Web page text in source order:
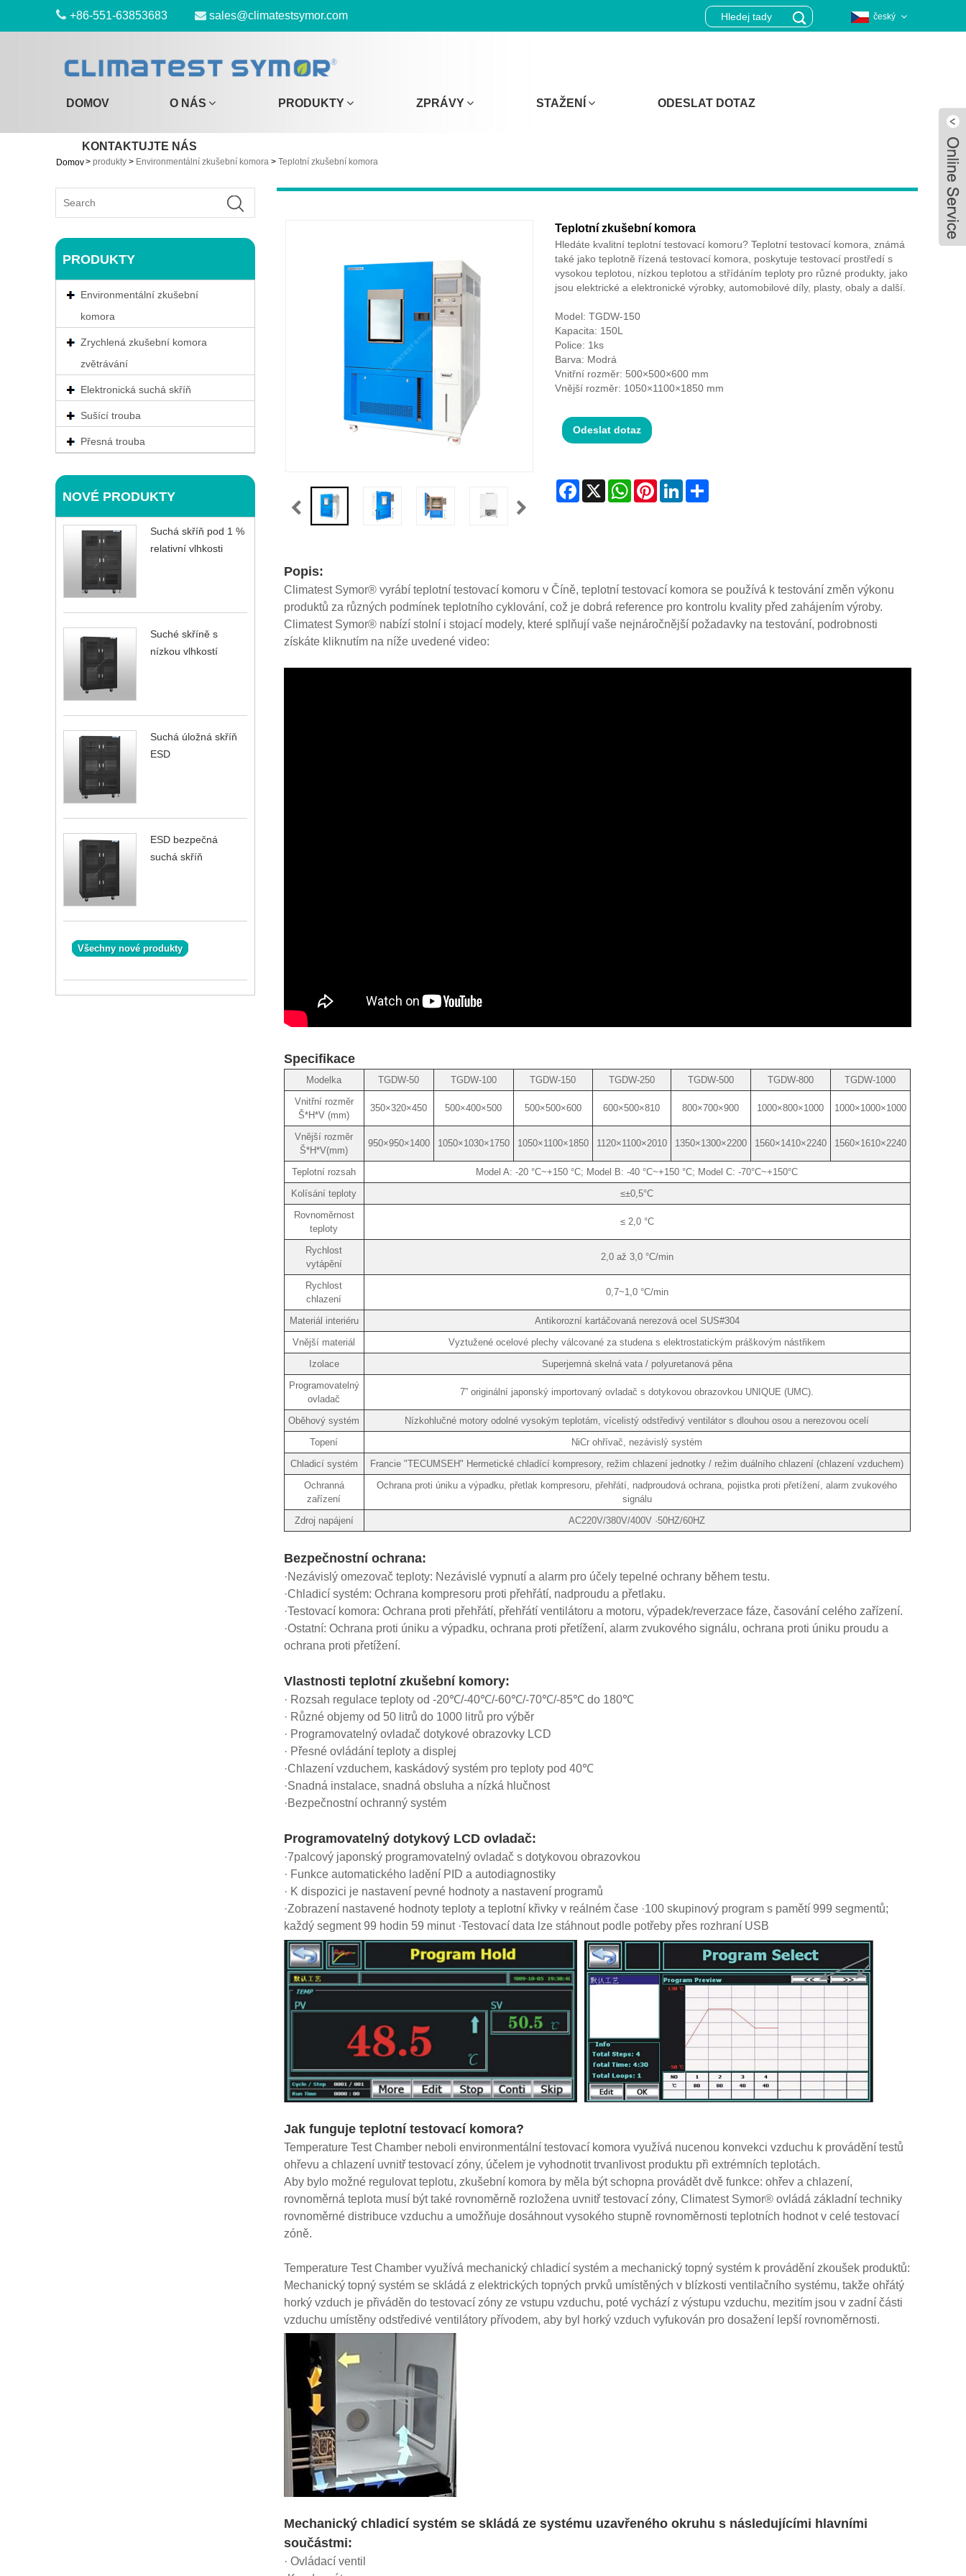
+86-551-63853683 sales@climatestsymor.com český
DOMOV O NÁS PRODUKTY ZPRÁVY STAŽENÍ ODESLAT DOTAZ
KONTAKTUJTE NÁS
Domov> produkty > Environmentální zkušební komora > Teplotní zkušební komora
PRODUKTY
Environmentální zkušební
komora
Zrychlená zkušební komora
zvětrávání
Elektronická suchá skříň
Sušící trouba
Přesná trouba
NOVÉ PRODUKTY
Suchá skříň pod 1 %
relativní vlhkosti
Suché skříně s
nízkou vlhkostí
Suchá úložná skříň
ESD
ESD bezpečná
suchá skříň
Všechny nové produkty
Teplotní zkušební komora
Hledáte kvalitní teplotní testovací komoru? Teplotní testovací komora, známá
také jako teplotně řízená testovací komora, poskytuje testovací prostředí s
vysokou teplotou, nízkou teplotou a střídáním teploty pro různé produkty, jako
jsou elektrické a elektronické výrobky, automobilové díly, plasty, obaly a další.
Model: TGDW-150
Kapacita: 150L
Police: 1ks
Barva: Modrá
Vnitřní rozměr: 500×500×600 mm
Vnější rozměr: 1050×1100×1850 mm
Odeslat dotaz
Facebook
X WhatsAppPinterestLinkedInShare
Popis:
Climatest Symor® vyrábí teplotní testovací komoru v Číně, teplotní testovací komora se používá k testování změn výkonu
produktů za různých podmínek teplotního cyklování, což je dobrá reference pro kontrolu kvality před zahájením výroby.
Climatest Symor® nabízí stolní i stojací modely, které splňují vaše nejnáročnější požadavky na testování, podrobnosti
získáte kliknutím na níže uvedené video:
Specifikace
Modelka TGDW-50 TGDW-100 TGDW-150 TGDW-250 TGDW-500 TGDW-800
TGDW-1000
Vnitřní rozměr
Š*H*V (mm)
350×320×450 500×400×500 500×500×600 600×500×810 800×700×900 1000×800×1000 1000×1000×1000
Vnější rozměr
Š*H*V(mm)
950×950×1400 1050×1030×1750 1050×1100×1850 1120×1100×2010 1350×1300×2200 1560×1410×2240 1560×1610×2240
Teplotní rozsah
Model A: -20 °C~+150 °C; Model B: -40 °C~+150 °C; Model C: -70°C~+150°C
Kolísání teploty
≤±0,5°C
Rovnoměrnost
teploty
≤ 2,0 °C
Rychlost
vytápění
2,0 až 3,0 °C/min
Rychlost
chlazení
0,7~1,0 °C/min
Materiál interiéru
Antikorozní kartáčovaná nerezová ocel SUS#304
Vnější materiál
Vyztužené ocelové plechy válcované za studena s elektrostatickým práškovým nástřikem
Izolace
Superjemná skelná vata / polyuretanová pěna
Programovatelný
ovladač
7” originální japonský importovaný ovladač s dotykovou obrazovkou UNIQUE (UMC).
Oběhový systém
Nízkohlučné motory odolné vysokým teplotám, vícelistý odstředivý ventilátor s dlouhou osou a nerezovou ocelí
Topení
NiCr ohřívač, nezávislý systém
Chladicí systém
Francie "TECUMSEH" Hermetické chladící kompresory, režim chlazení jednotky / režim duálního chlazení (chlazení vzduchem)
Ochranná
zařízení
Ochrana proti úniku a výpadku, přetlak kompresoru, přehřátí, nadproudová ochrana, pojistka proti přetížení, alarm zvukového
signálu
Zdroj napájení
AC220V/380V/400V ·50HZ/60HZ
Bezpečnostní ochrana:
·Nezávislý omezovač teploty: Nezávislé vypnutí a alarm pro účely tepelné ochrany během testu.
·Chladicí systém: Ochrana kompresoru proti přehřátí, nadproudu a přetlaku.
·Testovací komora: Ochrana proti přehřátí, přehřátí ventilátoru a motoru, výpadek/reverzace fáze, časování celého zařízení.
·Ostatní: Ochrana proti úniku a výpadku, ochrana proti přetížení, alarm zvukového signálu, ochrana proti úniku proudu a
ochrana proti přetížení.
Vlastnosti teplotní zkušební komory:
· Rozsah regulace teploty od -20℃/-40℃/-60℃/-70℃/-85℃ do 180℃
· Různé objemy od 50 litrů do 1000 litrů pro výběr
· Programovatelný ovladač dotykové obrazovky LCD
· Přesné ovládání teploty a displej
·Chlazení vzduchem, kaskádový systém pro teploty pod 40℃
·Snadná instalace, snadná obsluha a nízká hlučnost
·Bezpečnostní ochranný systém
Programovatelný dotykový LCD ovladač:
·7palcový japonský programovatelný ovladač s dotykovou obrazovkou
· Funkce automatického ladění PID a autodiagnostiky
· K dispozici je nastavení pevné hodnoty a nastavení programů
·Zobrazení nastavené hodnoty teploty a teplotní křivky v reálném čase ·100 skupinový program s pamětí 999 segmentů;
každý segment 99 hodin 59 minut ·Testovací data lze stáhnout podle potřeby přes rozhraní USB
Jak funguje teplotní testovací komora?
Temperature Test Chamber neboli environmentální testovací komora využívá nucenou konvekci vzduchu k provádění testů
ohřevu a chlazení uvnitř testovací zóny, účelem je vyhodnotit trvanlivost produktu při extrémních teplotách.
Aby bylo možné regulovat teplotu, zkušební komora by měla být schopna provádět dvě funkce: ohřev a chlazení,
rovnoměrná teplota musí být také rovnoměrně rozložena uvnitř testovací zóny, Climatest Symor® ovládá základní techniky
rovnoměrné distribuce vzduchu a umožňuje dosáhnout vysokého stupně rovnoměrnosti teplotních hodnot v celé testovací
zóně.
Temperature Test Chamber využívá mechanický chladicí systém a mechanický topný systém k provádění zkoušek produktů:
Mechanický topný systém se skládá z elektrických topných prvků umístěných v blízkosti ventilačního systému, takže ohřátý
horký vzduch je přiváděn do testovací zóny ze vstupu vzduchu, poté vychází z výstupu vzduchu, mezitím jsou v zadní části
vzduchu umístěny odstředivé ventilátory přívodem, aby byl horký vzduch vyfukován pro dosažení lepší rovnoměrnosti.
Mechanický chladicí systém se skládá ze systému uzavřeného okruhu s následujícími hlavními
součástmi:
· Ovládací ventil